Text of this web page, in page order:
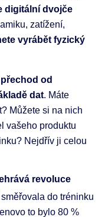
digitální dvojče
zatížení,
vyrábět fyzický
přechod od
dat. Máte
Můžete si na nich
vašeho produktu
Nejdřív ji celou
revoluce
do tréninku
to bylo 80 %